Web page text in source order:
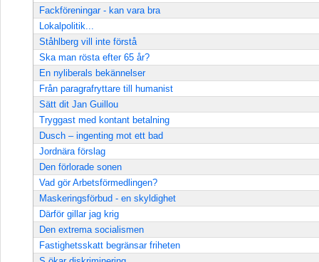
Fackföreningar - kan vara bra
Lokalpolitik...
Ståhlberg vill inte förstå
Ska man rösta efter 65 år?
En nyliberals bekännelser
Från paragrafryttare till humanist
Sätt dit Jan Guillou
Tryggast med kontant betalning
Dusch – ingenting mot ett bad
Jordnära förslag
Den förlorade sonen
Vad gör Arbetsförmedlingen?
Maskeringsförbud - en skyldighet
Därför gillar jag krig
Den extrema socialismen
Fastighetsskatt begränsar friheten